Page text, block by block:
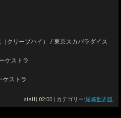
クリープハイ） / 東京スカパラダイス
ケストラ
ケストラ
staff 02:00 カテゴリー:尾崎世界観